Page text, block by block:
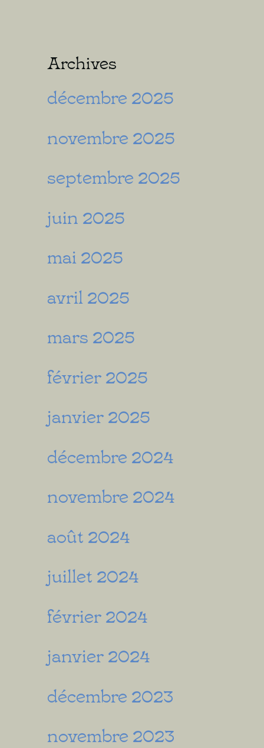
Archives
décembre 2025
novembre 2025
septembre 2025
juin 2025
mai 2025
avril 2025
mars 2025
février 2025
janvier 2025
décembre 2024
novembre 2024
août 2024
juillet 2024
février 2024
janvier 2024
décembre 2023
novembre 2023